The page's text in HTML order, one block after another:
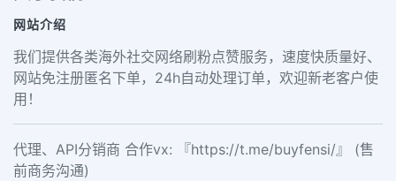
网站介绍
我们提供各类海外社交网络刷粉点赞服务，速度快质量好、
网站免注册匿名下单，24h自动处理订单，欢迎新老客户使
用！
代理、API分销商 合作vx: 『https://t.me/buyfensi/』 (售
前商务沟通)